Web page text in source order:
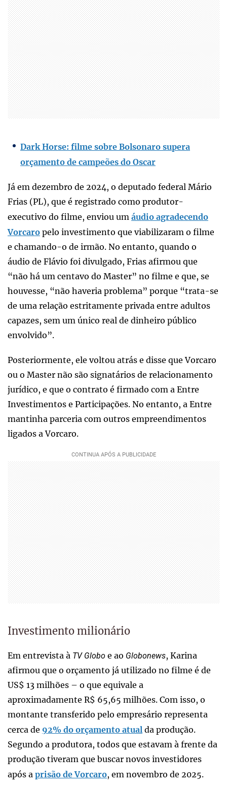
Dark Horse: filme sobre Bolsonaro supera
orçamento de campeões do Oscar
Já em dezembro de 2024, o deputado federal Mário
Frias (PL), que é registrado como produtor-
executivo do filme, enviou um áudio agradecendo
Vorcaro pelo investimento que viabilizaram o filme
e chamando-o de irmão. No entanto, quando o
áudio de Flávio foi divulgado, Frias afirmou que
“não há um centavo do Master” no filme e que, se
houvesse, “não haveria problema” porque “trata-se
de uma relação estritamente privada entre adultos
capazes, sem um único real de dinheiro público
envolvido”.
Posteriormente, ele voltou atrás e disse que Vorcaro
ou o Master não são signatários de relacionamento
jurídico, e que o contrato é firmado com a Entre
Investimentos e Participações. No entanto, a Entre
mantinha parceria com outros empreendimentos
ligados a Vorcaro.
Investimento milionário
Em entrevista à TV Globo e ao Globonews, Karina
afirmou que o orçamento já utilizado no filme é de
US$ 13 milhões – o que equivale a
aproximadamente R$ 65,65 milhões. Com isso, o
montante transferido pelo empresário representa
cerca de 92% do orçamento atual da produção.
Segundo a produtora, todos que estavam à frente da
produção tiveram que buscar novos investidores
após a prisão de Vorcaro, em novembro de 2025.